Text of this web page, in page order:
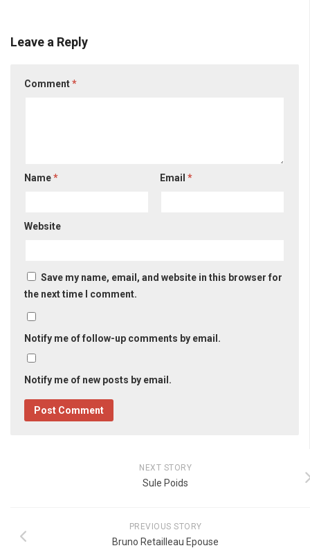
Leave a Reply
Comment*
Name* Email*
Website
Save my name, email, and website in this browser for
the next time I comment.
Notify me of follow-up comments by email.
Notify me of new posts by email.
NEXT STORY
Sule Poids
PREVIOUS STORY
Bruno Retailleau Epouse